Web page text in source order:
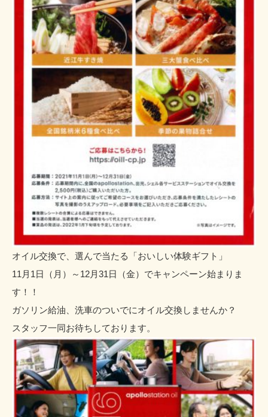
オイル交換で、選んで当たる「おいしい体験ギフト」
11月1日（月）～12月31日（金）でキャンペーン始まりま
す！！
ガソリン給油、洗車のついでにオイル交換しませんか？
スタッフ一同お待ちしております。